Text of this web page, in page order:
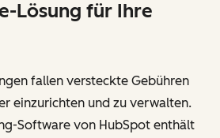
Lösung für Ihre
fallen versteckte Gebühren
einzurichten und zu verwalten.
Software von HubSpot enthält